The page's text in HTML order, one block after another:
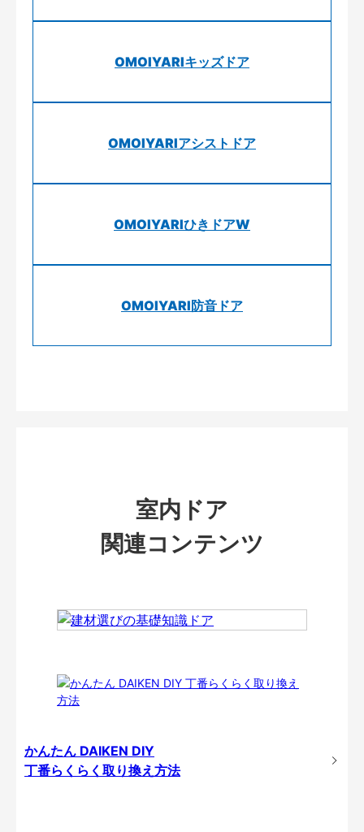
OMOIYARIキッズドア
OMOIYARIアシストドア
OMOIYARIひきドアW
OMOIYARI防音ドア
室内ドア
関連コンテンツ
かんたん DAIKEN DIY
丁番らくらく取り換え方法